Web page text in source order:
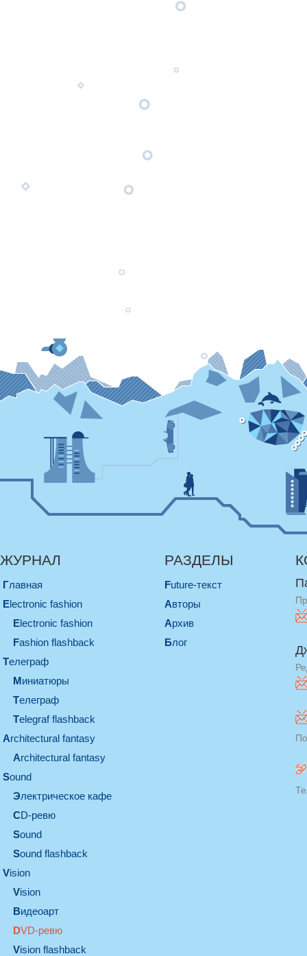
ЖУРНАЛ
Главная
electronic fashion
electronic fashion
Fashion flashback
телеграф
миниатюры
телеграф
Telegraf flashback
architectural fantasy
architectural fantasy
sound
электрическое кафе
CD-ревю
sound
Sound flashback
vision
vision
видеоарт
DVD-ревю
Vision flashback
РАЗДЕЛЫ
Future-текст
Авторы
Архив
Блог